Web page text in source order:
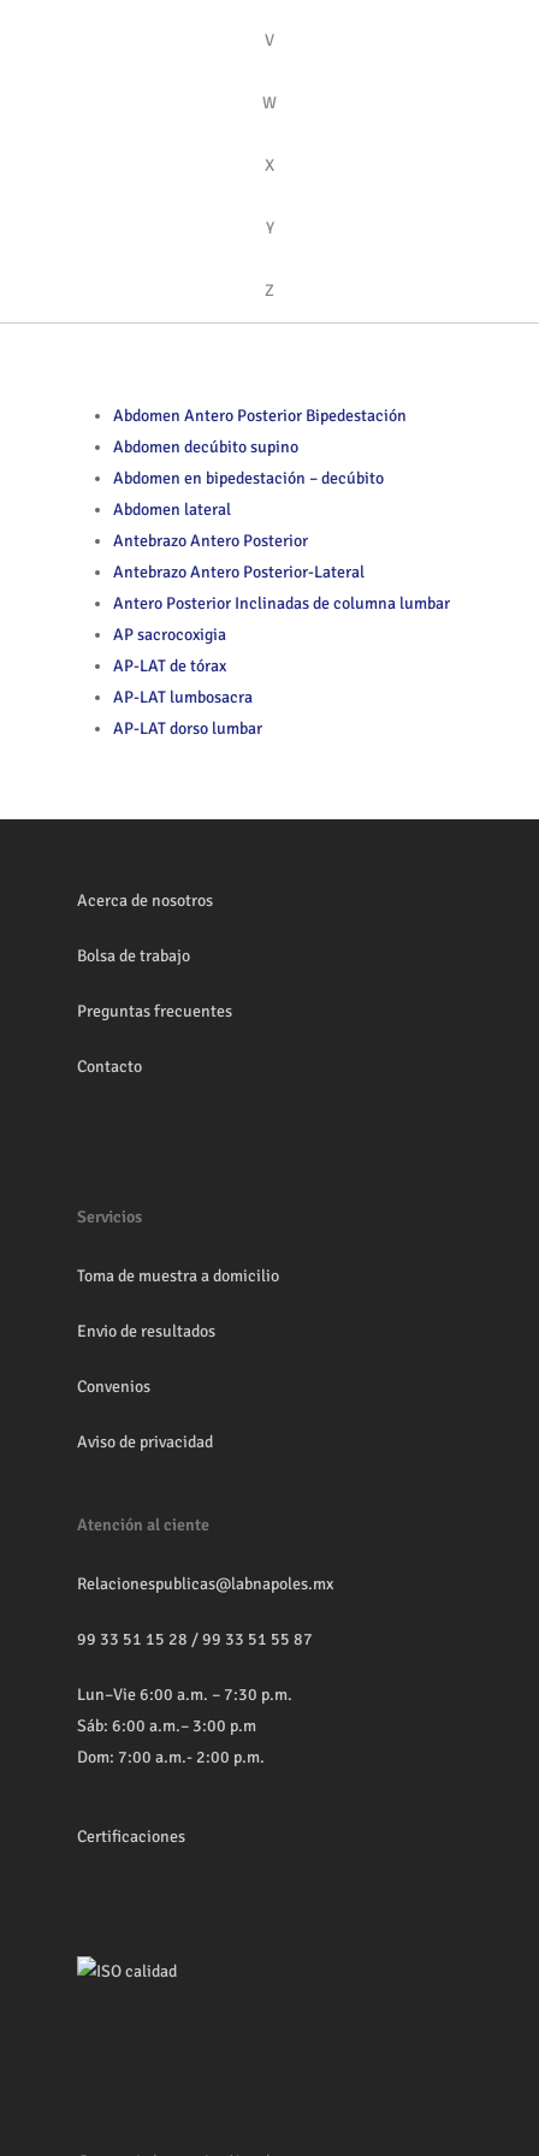
V
W
X
Y
Z
Abdomen Antero Posterior Bipedestación
Abdomen decúbito supino
Abdomen en bipedestación – decúbito
Abdomen lateral
Antebrazo Antero Posterior
Antebrazo Antero Posterior-Lateral
Antero Posterior Inclinadas de columna lumbar
AP sacrocoxigia
AP-LAT de tórax
AP-LAT lumbosacra
AP-LAT dorso lumbar
Acerca de nosotros
Bolsa de trabajo
Preguntas frecuentes
Contacto
Servicios
Toma de muestra a domicilio
Envio de resultados
Convenios
Aviso de privacidad
Atención al ciente
Relacionespublicas@labnapoles.mx
99 33 51 15 28 /99 33 51 55 87
Lun–Vie 6:00 a.m. – 7:30 p.m.
Sáb: 6:00 a.m.– 3:00 p.m
Dom: 7:00 a.m.- 2:00 p.m.
Certificaciones